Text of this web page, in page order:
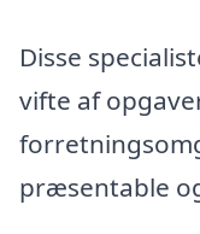
Disse
vifte af
præsentable